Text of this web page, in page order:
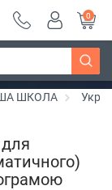
Дізнатись більше
0
ШКОЛА